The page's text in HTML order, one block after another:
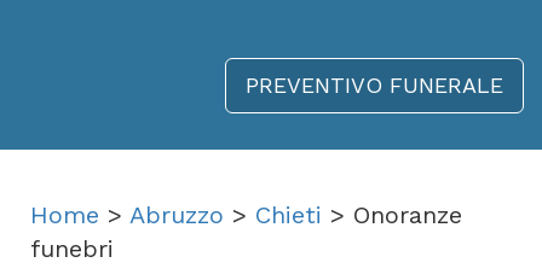
PREVENTIVO FUNERALE
Home > Abruzzo > Chieti > Onoranze
funebri